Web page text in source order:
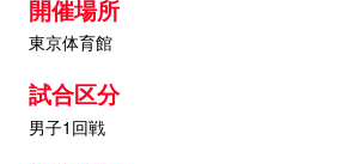
開催場所
東京体育館
試合区分
男子1回戦